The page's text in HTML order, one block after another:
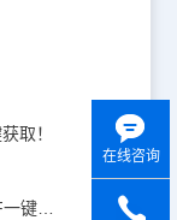
取！
CAD怎么批量打印成PDF？CAD转PDF一键批量完成！
在线咨询